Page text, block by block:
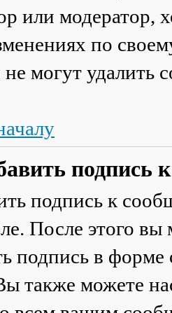
или модератор,
по
не могут удалить
подпись
подпись к
После этого
подпись в форме
также можете